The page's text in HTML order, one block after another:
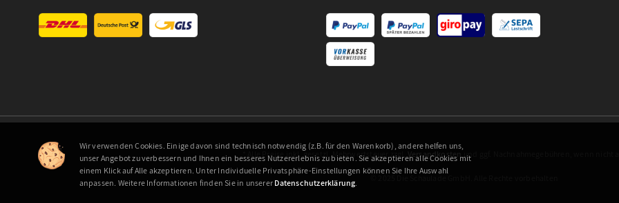
* Alle Preise inkl. gesetzl. Mehrwertsteuer zzgl. Versandkostenund ggf. Nachnahmegebühren, wenn nicht
Wir verwenden Cookies. Einige davon sind technisch notwendig (z.B. für den Warenkorb), andere helfen uns,
unser Angebot zu verbessern und Ihnen ein besseres Nutzererlebnis zu bieten. Sie akzeptieren alle Cookies mit
einem Klick auf Alle akzeptieren. Unter Individuelle Privatsphäre-Einstellungen können Sie Ihre Auswahl
anpassen. Weitere Informationen finden Sie in unserer Datenschutzerklärung.